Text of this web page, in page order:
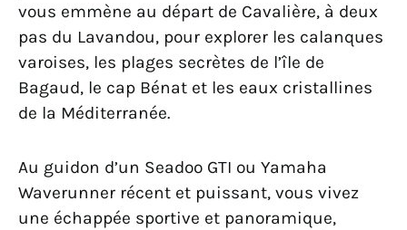
vous emmène au départ de Cavalière, à deux
pas du Lavandou, pour explorer les calanques
varoises, les plages secrètes de l’île de
Bagaud, le cap Bénat et les eaux cristallines
de la Méditerranée.
Au guidon d’un Seadoo GTI ou Yamaha
Waverunner récent et puissant, vous vivez
une échappée sportive et panoramique,